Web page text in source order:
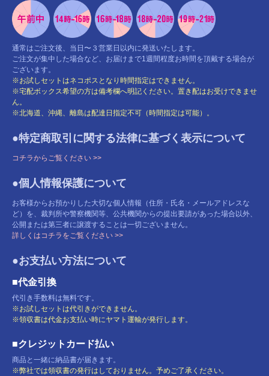
通常はご注文後、当日〜３営業日以内に発送いたします。
ご注文が集中した場合など、お届けまで1週間程度お時間を頂戴する場合が
ございます。
※お試しセットはネコポスとなり時間指定はできません。
※宅配ボックス希望の方は備考欄へ明記ください。置き配はお受けできませ
ん。
※北海道、沖縄、離島は配達日指定不可（時間指定は可能）。
●特定商取引に関する法律に基づく表示について
コチラからご覧ください >>
●個人情報保護について
お客様からお預かりした大切な個人情報（住所・氏名・メールアドレスな
ど）を、裁判所や警察機関等、公共機関からの提出要請があった場合以外、
公開または第三者に譲渡することは一切ございません。
詳しくはコチラをご覧ください >>
●お支払い方法について
■代金引換
代引き手数料は無料です。
※お試しセットは代引きができません。
※領収書は代金お支払い時にヤマト運輸が発行します。
■クレジットカード払い
商品と一緒に納品書が届きます。
※弊社では領収書の発行はしておりません。予めご了承ください。